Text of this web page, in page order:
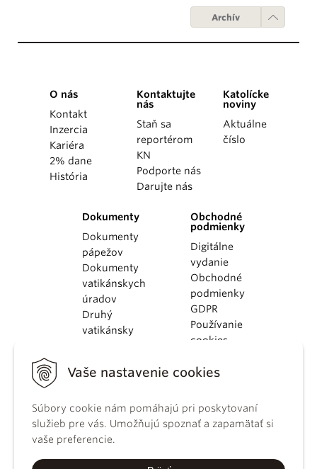
Vaše nastavenie cookies
Súbory cookie nám pomáhajú pri poskytovaní
služieb pre vás. Umožňujú spoznať a zapamätať si
vaše preferencie.
Archív
O nás
Kontakt
Inzercia
Kariéra
2% dane
História
Kontaktujte
nás
Staň sa
reportérom
KN
Podporte nás
Darujte nás
Katolícke
noviny
Aktuálne
číslo
Dokumenty
Dokumenty
pápežov
Dokumenty
vatikánskych
úradov
Druhý
vatikánsky
KBS
kánonického
práva
Katechizmus
Obchodné
podmienky
Digitálne
vydanie
Obchodné
podmienky
GDPR
Používanie
cookies